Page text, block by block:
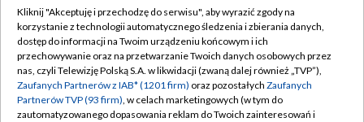
TVP
Abonament TVP
Emisja w TVP
Centrum informacji TVP
Regulamin TVP
Polityka prywatności
Moje zgody
Kliknij "Akceptuję i przechodzę do serwisu", aby wyrazić zgody na
korzystanie z technologii automatycznego śledzenia i zbierania danych,
dostęp do informacji na Twoim urządzeniu końcowym i ich
przechowywanie oraz na przetwarzanie Twoich danych osobowych przez
nas, czyli Telewizję Polską S.A. w likwidacji (zwaną dalej również „TVP”),
Zaufanych Partnerów z IAB* (1201 firm) oraz pozostałych Zaufanych
Partnerów TVP (93 firm), w celach marketingowych (w tym do
zautomatyzowanego dopasowania reklam do Twoich zainteresowań i